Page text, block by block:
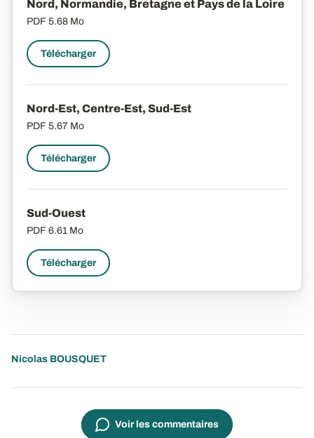
Nord, Normandie, Bretagne et Pays de la Loire
PDF 5.68 Mo
Télécharger
Nord-Est, Centre-Est, Sud-Est
PDF 5.67 Mo
Télécharger
Sud-Ouest
PDF 6.61 Mo
Télécharger
Nicolas BOUSQUET
Voir les commentaires